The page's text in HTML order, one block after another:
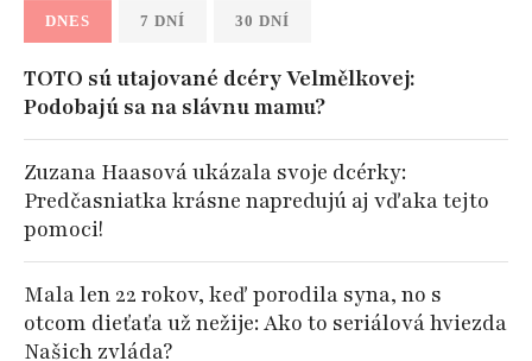
DNES 7 DNÍ 30 DNÍ
TOTO sú utajované dcéry Velmělkovej:
Podobajú sa na slávnu mamu?
Zuzana Haasová ukázala svoje dcérky:
Predčasniatka krásne napredujú aj vďaka tejto
pomoci!
Mala len 22 rokov, keď porodila syna, no s
otcom dieťaťa už nežije: Ako to seriálová hviezda
Našich zvláda?